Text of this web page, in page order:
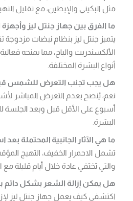
مثل البكيني والإبطين، مع تقليل
ما الفرق بين جهاز جنتل ليز وأجهزة
يتميز جنتل ليز بنظام نبضات مزدوجة
الألكسندريت والياج، مما يمنحه
أنواع البشرة المختلفة.
هل يجب تجنب التعرض للشمس
نعم، يُنصح بعدم التعرض المباشر
أسبوع على الأقل قبل وبعد الجلسة
البشرة.
ما هي الآثار الجانبية المحتملة بعد
تشمل الاحمرار الخفيف، التهيج
والتي تختفي عادة خلال أيام قليلة مع
هل يمكن إزالة الشعر بشكل دائم
اكتشفي كيف يعمل جهاز جنتل ليز